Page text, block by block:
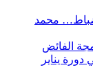
محمد
الفائض
يناير